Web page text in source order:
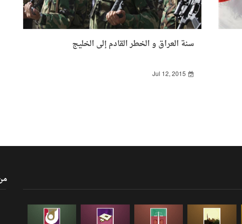
سنة العراق و الخطر القادم إلى الخليج
Jul 12, 2015